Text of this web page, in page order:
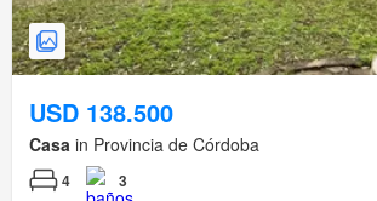
USD 138.500
Casa in Provincia de Córdoba
4
3